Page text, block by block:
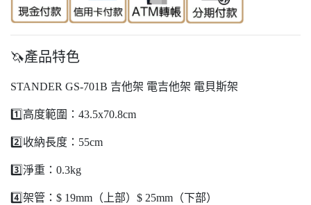
🦄產品特色
STANDER GS-701B 吉他架 電吉他架 電貝斯架
1️⃣高度範圍：43.5x70.8cm
2️⃣收納長度：55cm
3️⃣淨重：0.3kg
4️⃣架管：$ 19mm（上部）$ 25mm（下部）